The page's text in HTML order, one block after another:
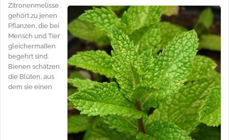
Zitronenmelisse
gehört zu jenen
Pflanzen, die bei
Mensch und Tier
gleichermaßen
begehrt sind.
Bienen schätzen
die Blüten, aus
dem sie einen